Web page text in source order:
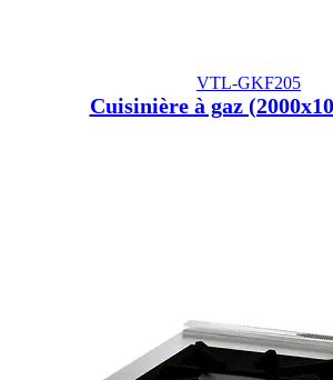
VTL-GKF205
Cuisinière à gaz